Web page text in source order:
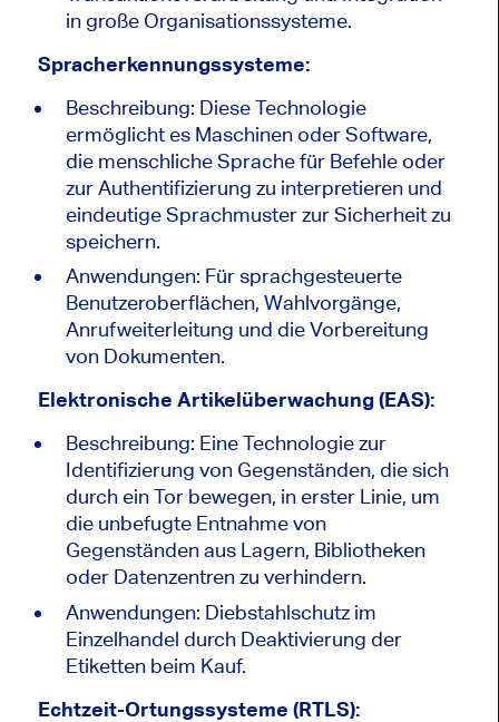
in große Organisationssysteme.
Spracherkennungssysteme:
Beschreibung: Diese Technologie
ermöglicht es Maschinen oder Software,
die menschliche Sprache für Befehle oder
zur Authentifizierung zu interpretieren und
eindeutige Sprachmuster zur Sicherheit zu
speichern.
Anwendungen: Für sprachgesteuerte
Benutzeroberflächen, Wahlvorgänge,
Anrufweiterleitung und die Vorbereitung
von Dokumenten.
Elektronische Artikelüberwachung (EAS):
Beschreibung: Eine Technologie zur
Identifizierung von Gegenständen, die sich
durch ein Tor bewegen, in erster Linie, um
die unbefugte Entnahme von
Gegenständen aus Lagern, Bibliotheken
oder Datenzentren zu verhindern.
Anwendungen: Diebstahlschutz im
Einzelhandel durch Deaktivierung der
Etiketten beim Kauf.
Echtzeit-Ortungssysteme (RTLS):